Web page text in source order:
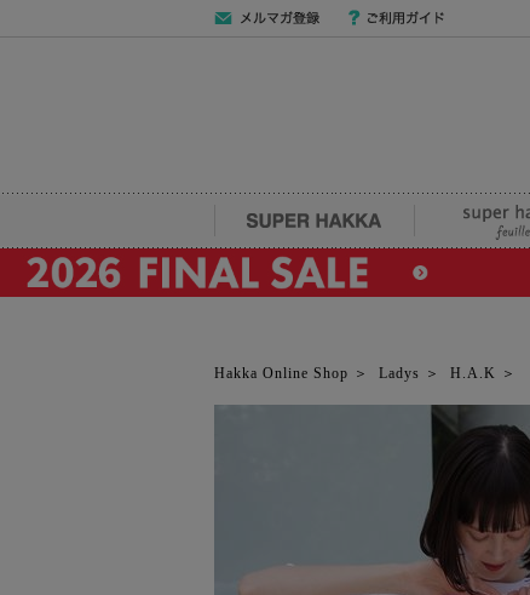
SUPER HAKKA
Hakka Online Shop ＞ Ladys ＞ H.A.K ＞